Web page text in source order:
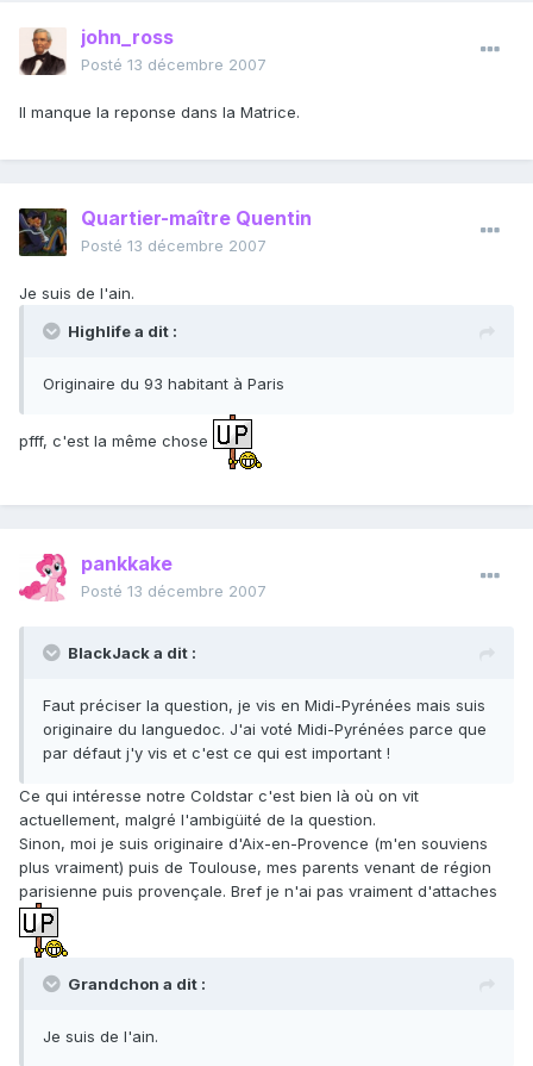
john_ross
Posté 13 décembre 2007
Il manque la reponse dans la Matrice.
Quartier-maître Quentin
Posté 13 décembre 2007
Je suis de l'ain.
Highlife a dit :
Originaire du 93 habitant à Paris
pfff, c'est la même chose
pankkake
Posté 13 décembre 2007
BlackJack a dit :
Faut préciser la question, je vis en Midi-Pyrénées mais suis
originaire du languedoc. J'ai voté Midi-Pyrénées parce que
par défaut j'y vis et c'est ce qui est important !
Ce qui intéresse notre Coldstar c'est bien là où on vit
actuellement, malgré l'ambigüité de la question.
Sinon, moi je suis originaire d'Aix-en-Provence (m'en souviens
plus vraiment) puis de Toulouse, mes parents venant de région
parisienne puis provençale. Bref je n'ai pas vraiment d'attaches
Grandchon a dit :
Je suis de l'ain.